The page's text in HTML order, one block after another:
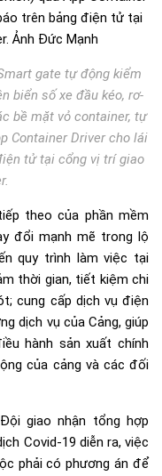
gate tự động kiểm
biển số xe đầu kéo, rơ-
bề mặt vỏ container, tự
Container Driver cho lái
tử tại cổng vị trí giao
theo của phần mềm
đổi mạnh mẽ trong lộ
quy trình làm việc tại
thời gian, tiết kiệm chi
cung cấp dịch vụ điện
dịch vụ của Cảng, giúp
hành sản xuất chính
của cảng và các đối
giao nhận tổng hợp
Covid-19 diễn ra, việc
phải có phương án để